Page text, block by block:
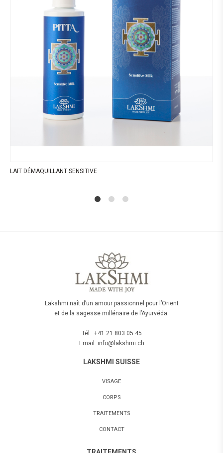
LAIT DÉMAQUILLANT SENSITIVE
Lakshmi naît d’un amour passionnel pour l’Orient
et de la sagesse millénaire de l’Ayurvéda.
Tél.: +41 21 803 05 45
Email: info@lakshmi.ch
LAKSHMI SUISSE
VISAGE
CORPS
TRAITEMENTS
CONTACT